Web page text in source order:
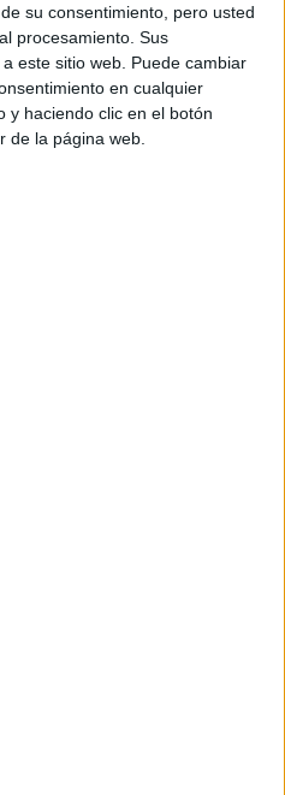
su consentimiento, pero usted
procesamiento. Sus
este sitio web. Puede cambiar
en cualquier
y haciendo clic en el botón
de la página web.
HOROSCOPO